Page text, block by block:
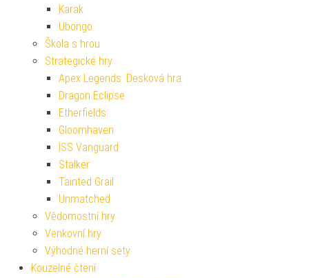
Karak
Ubongo
Škola s hrou
Strategické hry
Apex Legends: Desková hra
Dragon Eclipse
Etherfields
Gloomhaven
ISS Vanguard
Stalker
Tainted Grail
Unmatched
Vědomostní hry
Venkovní hry
Výhodné herní sety
Kouzelné čtení